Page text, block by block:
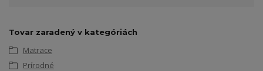
Tovar zaradený v kategóriách
Matrace
Prírodné